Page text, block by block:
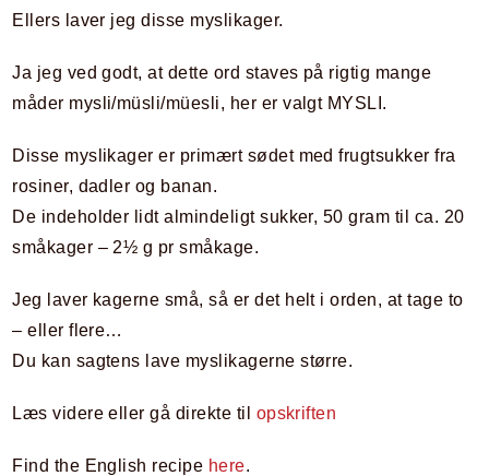
Ellers laver jeg disse myslikager.
Ja jeg ved godt, at dette ord staves på rigtig mange
måder mysli/müsli/müesli, her er valgt MYSLI.
Disse myslikager er primært sødet med frugtsukker fra
rosiner, dadler og banan.
De indeholder lidt almindeligt sukker, 50 gram til ca. 20
småkager – 2½ g pr småkage.
Jeg laver kagerne små, så er det helt i orden, at tage to
– eller flere…
Du kan sagtens lave myslikagerne større.
Læs videre eller gå direkte til opskriften
Find the English recipe here.